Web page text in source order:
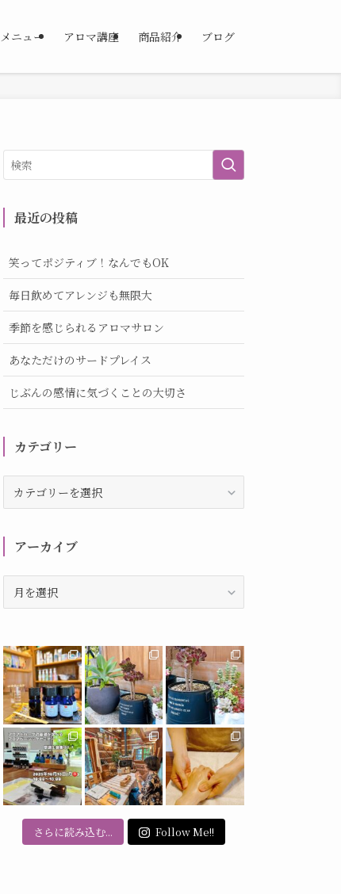
メニュー アロマ講座 商品紹介 ブログ
最近の投稿
笑ってポジティブ！なんでもOK
毎日飲めてアレンジも無限大
季節を感じられるアロマサロン
あなただけのサードプレイス
じぶんの感情に気づくことの大切さ
カテゴリー
リ
ー
アーカイブ
ブ
さらに読み込む... Follow Me!!